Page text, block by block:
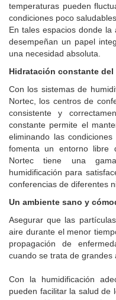
temperaturas pueden
condiciones poco
En tales espacios donde
desempeñan un papel
una necesidad absoluta.
Hidratación constante del
Con los sistemas de
Nortec, los centros de
consistente y
constante permite el
eliminando las
fomenta un entorno libre
Nortec tiene una
humidificación para
conferencias de diferentes
Un ambiente sano y
Asegurar que las
aire durante el menor
propagación de
cuando se trata de grandes
Con la humidificación
pueden facilitar la salud de